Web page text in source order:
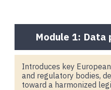
Module 1:
Introduces key
and regulatory bodies,
toward a harmonized